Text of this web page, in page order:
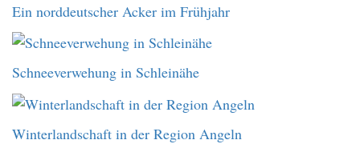
Ein norddeutscher Acker im Frühjahr
Schneeverwehung in Schleinähe
Winterlandschaft in der Region Angeln